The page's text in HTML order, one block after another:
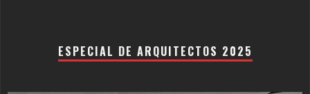
ESPECIAL DE ARQUITECTOS 2025